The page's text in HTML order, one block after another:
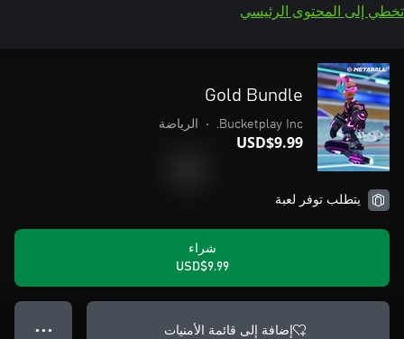
تخطي إلى المحتوى الرئيسي
Gold Bundle
Bucketplay Inc.
• الرياضة
USD$9.99
يتطلب توفر لعبة
شراء
USD$9.99
إضافة إلى قائمة الأمنيات ● ● ●